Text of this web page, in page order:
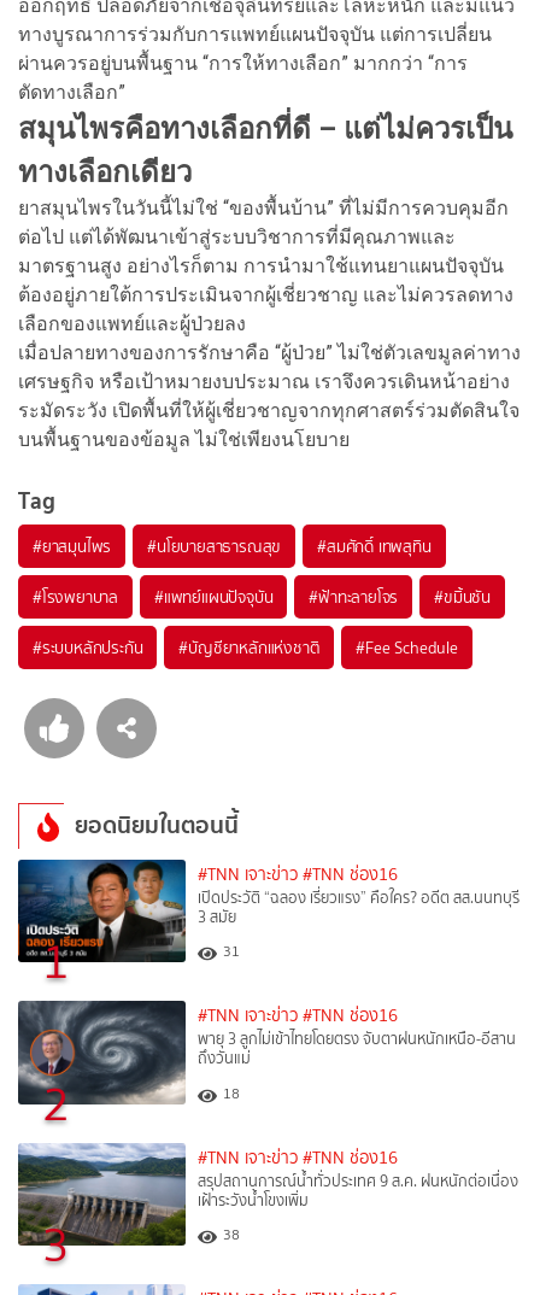
ออกฤทธิ์ ปลอดภัยจากเชื้อจุลินทรีย์และโลหะหนัก และมีแนว
ทางบูรณาการร่วมกับการแพทย์แผนปัจจุบัน แต่การเปลี่ยน
ผ่านควรอยู่บนพื้นฐาน “การให้ทางเลือก” มากกว่า “การ
ตัดทางเลือก”
สมุนไพรคือทางเลือกที่ดี – แต่ไม่ควรเป็น
ทางเลือกเดียว
ยาสมุนไพรในวันนี้ไม่ใช่ “ของพื้นบ้าน” ที่ไม่มีการควบคุมอีก
ต่อไป แต่ได้พัฒนาเข้าสู่ระบบวิชาการที่มีคุณภาพและ
มาตรฐานสูง อย่างไรก็ตาม การนำมาใช้แทนยาแผนปัจจุบัน
ต้องอยู่ภายใต้การประเมินจากผู้เชี่ยวชาญ และไม่ควรลดทาง
เลือกของแพทย์และผู้ป่วยลง
เมื่อปลายทางของการรักษาคือ “ผู้ป่วย” ไม่ใช่ตัวเลขมูลค่าทาง
เศรษฐกิจ หรือเป้าหมายงบประมาณ เราจึงควรเดินหน้าอย่าง
ระมัดระวัง เปิดพื้นที่ให้ผู้เชี่ยวชาญจากทุกศาสตร์ร่วมตัดสินใจ
บนพื้นฐานของข้อมูล ไม่ใช่เพียงนโยบาย
Tag
#ยาสมุนไพร #นโยบายสาธารณสุข #สมศักดิ์ เทพสุทิน
#โรงพยาบาล #แพทย์แผนปัจจุบัน #ฟ้าทะลายโจร #ขมิ้นชัน
#ระบบหลักประกัน #บัญชียาหลักแห่งชาติ #Fee Schedule
ยอดนิยมในตอนนี้
1
#TNN เจาะข่าว #TNN ช่อง16
เปิดประวัติ “ฉลอง เรี่ยวแรง” คือใคร? อดีต สส.นนทบุรี
3 สมัย
31
2
#TNN เจาะข่าว #TNN ช่อง16
พายุ 3 ลูกไม่เข้าไทยโดยตรง จับตาฝนหนักเหนือ-อีสาน
ถึงวันแม่
18
3
#TNN เจาะข่าว #TNN ช่อง16
สรุปสถานการณ์น้ำทั่วประเทศ 9 ส.ค. ฝนหนักต่อเนื่อง
เฝ้าระวังน้ำโขงเพิ่ม
38